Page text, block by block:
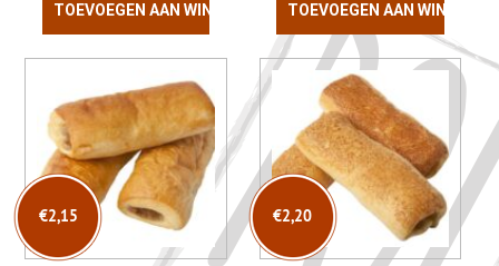
TOEVOEGEN AAN WINKELWAGENTOEVOEGEN AAN
€2,15 €2,20